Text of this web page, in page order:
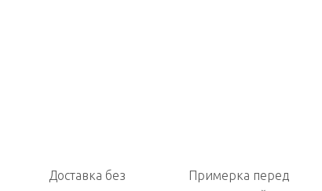
Доставка без
Примерка перед